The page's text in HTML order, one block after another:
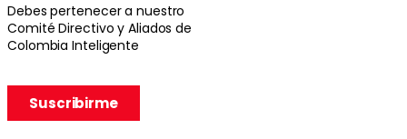
Debes pertenecer a nuestro
Comité Directivo y Aliados de
Colombia Inteligente
Suscribirme